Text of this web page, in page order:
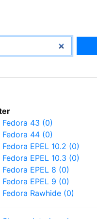
Fedora 43 (0)
Fedora 44 (0)
Fedora EPEL 10.2 (0)
Fedora EPEL 10.3 (0)
Fedora EPEL 8 (0)
Fedora EPEL 9 (0)
Fedora Rawhide (0)